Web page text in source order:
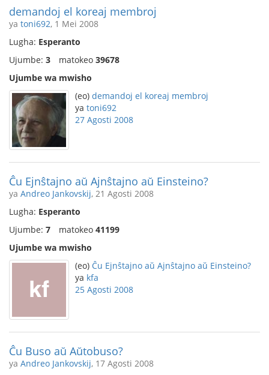
demandoj el koreaj membroj
ya toni692, 1 Mei 2008
Lugha: Esperanto
Ujumbe: 3 matokeo 39678
Ujumbe wa mwisho
(eo) demandoj el koreaj membroj
ya toni692
27 Agosti 2008
Ĉu Ejnŝtajno aŭ Ajnŝtajno aŭ Einsteino?
ya Andreo Jankovskij, 21 Agosti 2008
Lugha: Esperanto
Ujumbe: 7 matokeo 41199
Ujumbe wa mwisho
(eo) Ĉu Ejnŝtajno aŭ Ajnŝtajno aŭ Einsteino?
ya kfa
25 Agosti 2008
Ĉu Buso aŭ Aŭtobuso?
ya Andreo Jankovskij, 17 Agosti 2008